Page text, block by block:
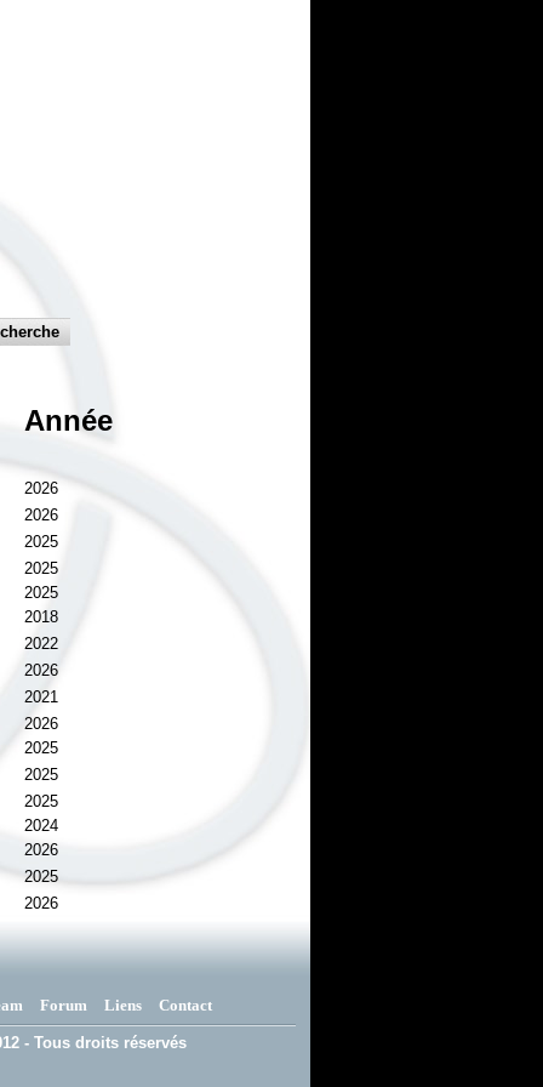
Année
2026
2026
2025
2025
2025
2018
2022
2026
2021
2026
2025
2025
2025
2024
2026
2025
2026
Forum Liens Contact
- Tous droits réservés